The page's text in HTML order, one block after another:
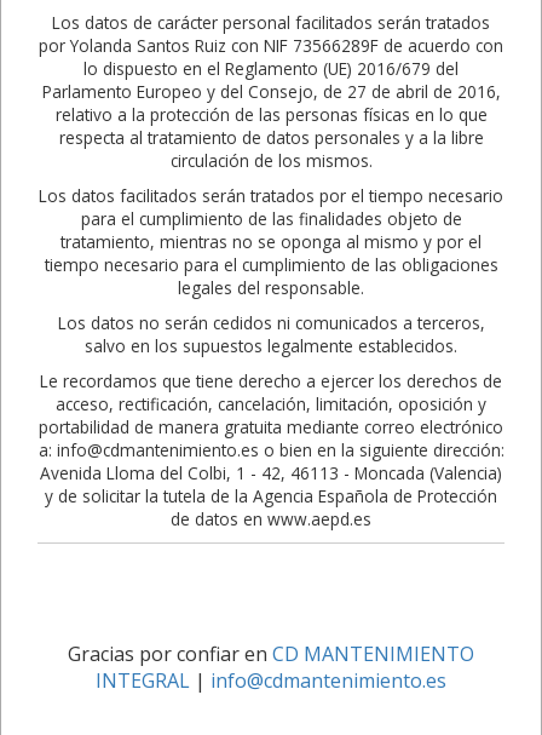
Los datos de carácter personal facilitados serán tratados
por Yolanda Santos Ruiz con NIF 73566289F de acuerdo con
lo dispuesto en el Reglamento (UE) 2016/679 del
Parlamento Europeo y del Consejo, de 27 de abril de 2016,
relativo a la protección de las personas físicas en lo que
respecta al tratamiento de datos personales y a la libre
circulación de los mismos.
Los datos facilitados serán tratados por el tiempo necesario
para el cumplimiento de las finalidades objeto de
tratamiento, mientras no se oponga al mismo y por el
tiempo necesario para el cumplimiento de las obligaciones
legales del responsable.
Los datos no serán cedidos ni comunicados a terceros,
salvo en los supuestos legalmente establecidos.
Le recordamos que tiene derecho a ejercer los derechos de
acceso, rectificación, cancelación, limitación, oposición y
portabilidad de manera gratuita mediante correo electrónico
a: info@cdmantenimiento.es o bien en la siguiente dirección:
Avenida Lloma del Colbi, 1 - 42, 46113 - Moncada (Valencia)
y de solicitar la tutela de la Agencia Española de Protección
de datos en www.aepd.es
Gracias por confiar en CD MANTENIMIENTO
INTEGRAL | info@cdmantenimiento.es